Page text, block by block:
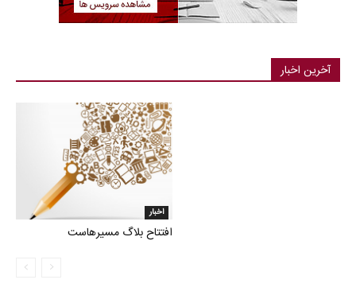
آخرین اخبار
اخبار
افتتاح بلاگ مسیرهاست